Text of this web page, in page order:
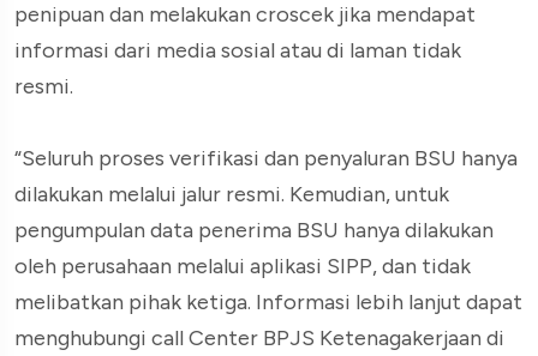
penipuan dan melakukan croscek jika mendapat
informasi dari media sosial atau di laman tidak
resmi.
“Seluruh proses verifikasi dan penyaluran BSU hanya
dilakukan melalui jalur resmi. Kemudian, untuk
pengumpulan data penerima BSU hanya dilakukan
oleh perusahaan melalui aplikasi SIPP, dan tidak
melibatkan pihak ketiga. Informasi lebih lanjut dapat
menghubungi call Center BPJS Ketenagakerjaan di